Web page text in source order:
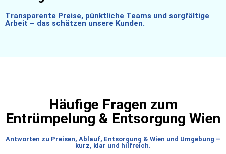
Transparente Preise, pünktliche Teams und sorgfältige
Arbeit – das schätzen unsere Kunden.
Häufige Fragen zum
Entrümpelung & Entsorgung Wien
Antworten zu Preisen, Ablauf, Entsorgung & Wien und Umgebung –
kurz, klar und hilfreich.